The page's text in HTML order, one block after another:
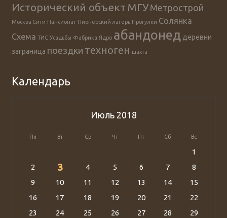
Исторический объект МГУ Метрострой
Москва Сити Пансионат Пионерский лагерь Прогулки Солянка
Схема ТИС Усадьбы Фабрика Ядро абандонед деревни
заграница поездки техноген шахта
Календарь
Июль 2018
Пн Вт Ср Чт Пт Сб Вс
1
2
3 4 5 6 7
8
9
10 11 12 13 14
15
16
17 18 19 20 21
22
23
24 25 26 27 28
29